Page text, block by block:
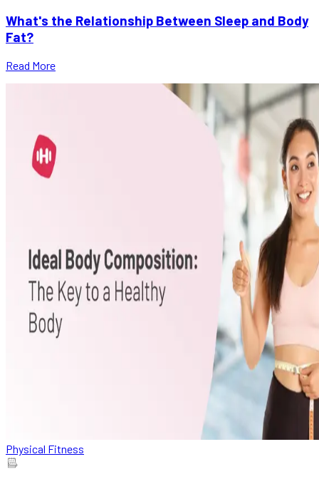
What's the Relationship Between Sleep and Body
Fat?
Read More
Physical Fitness